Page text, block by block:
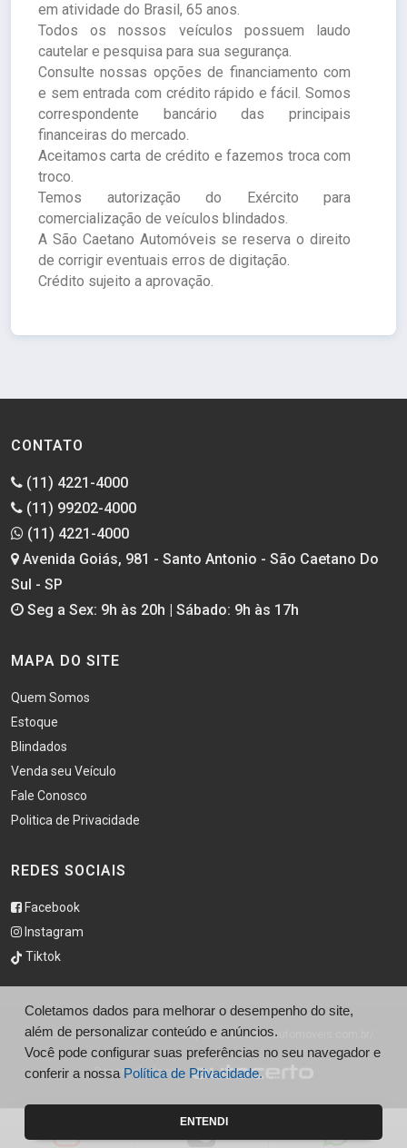
em atividade do Brasil, 65 anos.
Todos os nossos veículos possuem laudo
cautelar e pesquisa para sua segurança.
Consulte nossas opções de financiamento com
e sem entrada com crédito rápido e fácil. Somos
correspondente bancário das principais
financeiras do mercado.
Aceitamos carta de crédito e fazemos troca com
troco.
Temos autorização do Exército para
comercialização de veículos blindados.
A São Caetano Automóveis se reserva o direito
de corrigir eventuais erros de digitação.
Crédito sujeito a aprovação.
CONTATO
(11) 4221-4000
(11) 99202-4000
(11) 4221-4000
Avenida Goiás, 981 - Santo Antonio - São Caetano Do
Sul - SP
Seg a Sex: 9h às 20h | Sábado: 9h às 17h
MAPA DO SITE
Quem Somos
Estoque
Blindados
Venda seu Veículo
Fale Conosco
Politica de Privacidade
REDES SOCIAIS
Facebook
Instagram
Tiktok
© São Caetano Automóveis - http://saocaetanoautomoveis.com.br/
Desenvolvido por
Coletamos dados para melhorar o desempenho do site,
além de personalizar conteúdo e anúncios.
Você pode configurar suas preferências no seu navegador e
conferir a nossa Política de Privacidade.
ENTENDI